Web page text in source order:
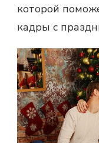
которой
кадры с